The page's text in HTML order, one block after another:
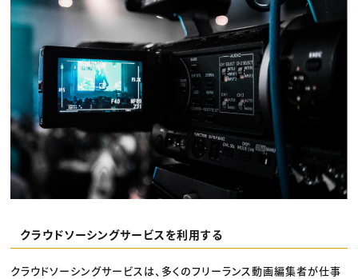
クラウドソーシングサービスを利用する
クラウドソーシングサービスは、多くのフリーランス動画編集者が仕事